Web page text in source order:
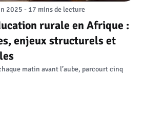
2025 - 17 mins de lecture
rurale en Afrique :
enjeux structurels et
matin avant l’aube, parcourt cinq